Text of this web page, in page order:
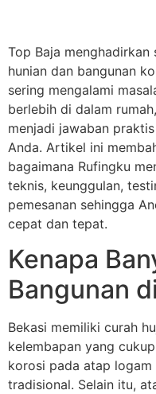
Top Baja
hunian dan bangunan
sering mengalami
berlebih di dalam
menjadi jawaban
Anda. Artikel ini
bagaimana Rufingku
teknis, keunggulan,
pemesanan sehingga
cepat dan tepat.
Kenapa
Bangunan
Bekasi memiliki curah
kelembapan yang
korosi pada atap
tradisional. Selain itu,